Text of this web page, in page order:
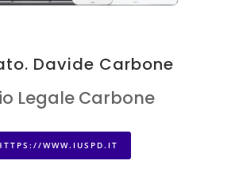
Davide Carbone
Legale Carbone
WWW.IUSPD.IT